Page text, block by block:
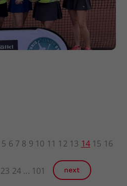
5 6 7 8 9 10 11 12 13 14 15 16
23 24 101 next